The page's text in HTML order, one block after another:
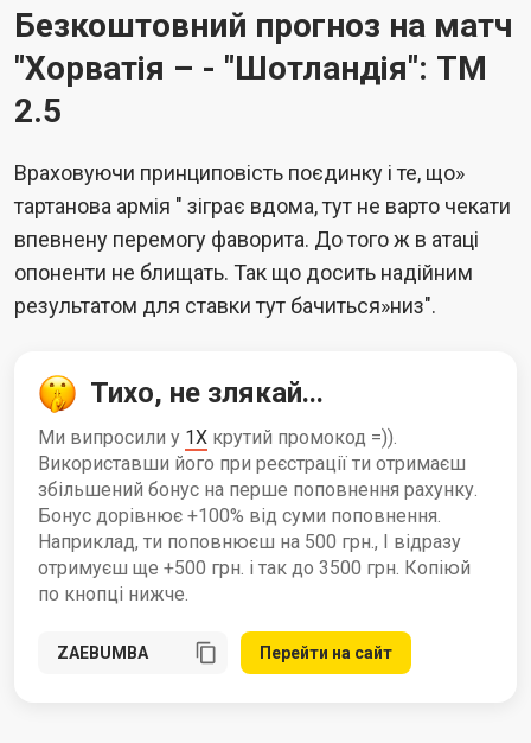
Безкоштовний прогноз на матч
"Хорватія – - "Шотландія": ТМ
2.5
Враховуючи принциповість поєдинку і те, що»
тартанова армія " зіграє вдома, тут не варто чекати
впевнену перемогу фаворита. До того ж в атаці
опоненти не блищать. Так що досить надійним
результатом для ставки тут бачиться»низ".
Тихо, не злякай...
Ми випросили у 1X крутий промокод =)).
Використавши його при реєстрації ти отримаєш
збільшений бонус на перше поповнення рахунку.
Бонус дорівнює +100% від суми поповнення.
Наприклад, ти поповнюєш на 500 грн., І відразу
отримуєш ще +500 грн. і так до 3500 грн. Копіюй
по кнопці нижче.
Перейти на сайт